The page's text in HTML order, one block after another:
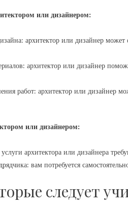
или дизайнером:
архитектор или дизайнер
архитектор или дизайнер
работ: архитектор или дизайнер
или дизайнером:
архитектора или дизайнера
вам потребуется
следует